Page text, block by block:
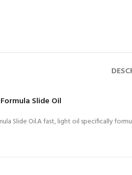
Slide Oil
Slide Oil.A fast, light oil specifically